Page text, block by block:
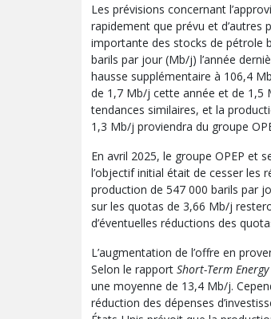
Les prévisions concernant
rapidement que prévu et
importante des stocks de pétrole
barils par jour (Mb/j) l’année
hausse supplémentaire à 106,4
de 1,7 Mb/j cette année et de 1,5
tendances similaires, et la
1,3 Mb/j proviendra du groupe
En avril 2025, le groupe OPEP et
l’objectif initial était de cesser les
production de 547 000 barils par
sur les quotas de 3,66 Mb/j
d’éventuelles réductions des
L’augmentation de l’offre en
Selon le rapport Short-Term
une moyenne de 13,4 Mb/j.
réduction des dépenses